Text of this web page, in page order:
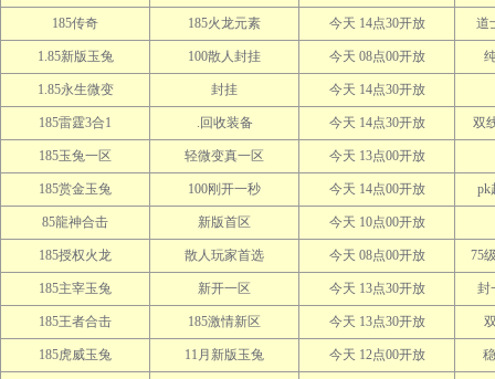
185传奇 185火龙元素 今天 14点30开放 道
1.85新版玉兔 100散人封挂 今天 08点00开放
1.85永生微变 封挂 今天 14点30开放
185雷霆3合1 .回收装备 今天 14点30开放 双
185玉兔一区 轻微变真一区 今天 13点00开放
185赏金玉兔 100刚开一秒 今天 14点00开放 pk
85龍神合击 新版首区 今天 10点00开放
185授权火龙 散人玩家首选 今天 08点00开放 75
185主宰玉兔 新开一区 今天 13点30开放 封
185王者合击 185激情新区 今天 13点30开放
185虎威玉兔 11月新版玉兔 今天 12点00开放